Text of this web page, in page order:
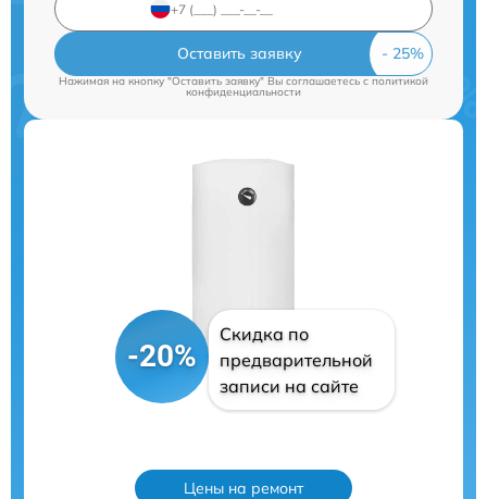
Оставить заявку
Нажимая на кнопку "Оставить заявку" Вы соглашаетесь cполитикой
конфиденциальности
-20%
Скидка по
предварительной
записи на сайте
Цены на ремонт